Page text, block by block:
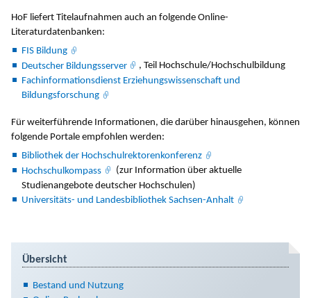
HoF liefert Titelaufnahmen auch an folgende Online-
Literaturdatenbanken:
FIS Bildung
Deutscher Bildungsserver
, Teil Hochschule/Hochschulbildung
Fachinformationsdienst Erziehungswissenschaft und
Bildungsforschung
Für weiterführende Informationen, die darüber hinausgehen, können
folgende Portale empfohlen werden:
Bibliothek der Hochschulrektorenkonferenz
Hochschulkompass
(zur Information über aktuelle
Studienangebote deutscher Hochschulen)
Universitäts- und Landesbibliothek Sachsen-Anhalt
Übersicht
Bestand und Nutzung